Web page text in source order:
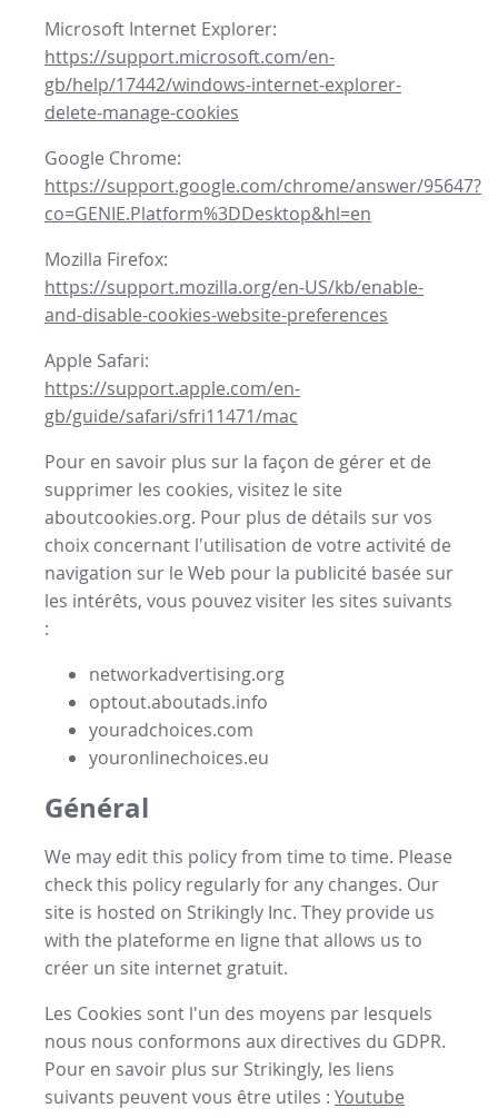
Microsoft Internet Explorer:
https://support.microsoft.com/en-
gb/help/17442/windows-internet-explorer-
delete-manage-cookies
Google Chrome:
https://support.google.com/chrome/answer/95647?
co=GENIE.Platform%3DDesktop&hl=en
Mozilla Firefox:
https://support.mozilla.org/en-US/kb/enable-
and-disable-cookies-website-preferences
Apple Safari:
https://support.apple.com/en-
gb/guide/safari/sfri11471/mac
Pour en savoir plus sur la façon de gérer et de
supprimer les cookies, visitez le site
aboutcookies.org. Pour plus de détails sur vos
choix concernant l'utilisation de votre activité de
navigation sur le Web pour la publicité basée sur
les intérêts, vous pouvez visiter les sites suivants
:
networkadvertising.org
optout.aboutads.info
youradchoices.com
youronlinechoices.eu
Général
We may edit this policy from time to time. Please
check this policy regularly for any changes. Our
site is hosted on Strikingly Inc. They provide us
with the plateforme en ligne that allows us to
créer un site internet gratuit.
Les Cookies sont l'un des moyens par lesquels
nous nous conformons aux directives du GDPR.
Pour en savoir plus sur Strikingly, les liens
suivants peuvent vous être utiles : Youtube